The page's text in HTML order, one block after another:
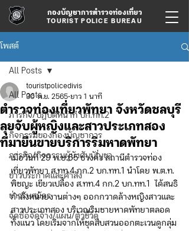
กองบัญชาการตำรวจท่องเที่ยว
TOURIST POLICE BUREAU
โพสต์
All Posts
ภารกิจ/ปฏิบัติหน้าที่ บก.ทท.2
กิจกรรมของกองบัญชาการ
ภารกิจ/กิจกรรมผู้บังคับบัญชา
ข่าวประกาศและคำสั่ง
ข่าวรับสมัคร
จัดซื้อจัดจ้าง/แผน/ตัวชี้วัด
All Posts
ตำรวจท่องเที่ยวพัทยา จังหวัดชลบุรี
ลุยจับผู้หญิงและสาวประเภทสอง
ที่มายืนขายบริการริมหาดพัทยา
touristpolicedivis
30 พ.ย. 2565 ยาว 1 นาที
เมื่อวันที่ 29 พ.ย.65 ช่วงค่ำ สถานีตำรวจท่อง
เที่ยวพัทยา ส.ทท.4 กก.2 บก.ทท.1 นำโดย พ.ต.ท.
พิชญะ เขียวเปลื้อง ส.ทท.4 กก.2 บก.ทท.1  ได้สนธิ
กำลังหน่วยงานต่างๆ ออกกวาดล้างหญิงสาวและ
สาวประเภทสอง บริเวณริมชายหาดพัทยาตลอด
ทั้งแนว โดยเริ่มจากให้ชุดสืบสวนออกตะเวนดูกลุ่ม